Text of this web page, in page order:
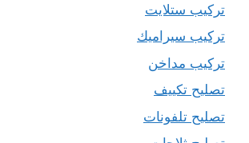
تركيب ستلايت
تركيب سيراميك
تركيب مداخن
تصليح تكييف
تصليح تلفونات